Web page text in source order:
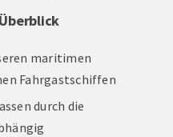
maritimen
Fahrgastschiffen
durch die